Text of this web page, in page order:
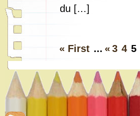
du […]
« First ... « 3 4 5